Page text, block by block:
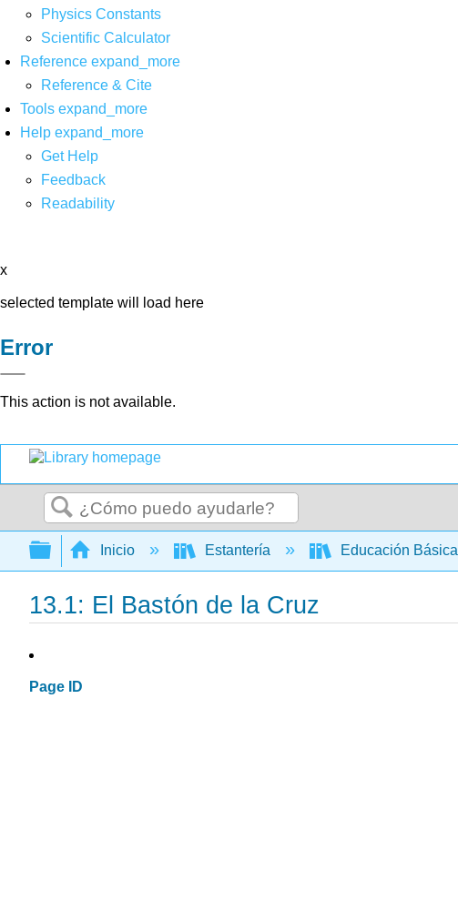
Physics Constants
Scientific Calculator
Reference expand_more
Reference & Cite
Tools expand_more
Help expand_more
Get Help
Feedback
Readability
x
selected template will load here
Error
This action is not available.
Buscar
Expandir/contraer jerarquía global
Inicio Estantería Educación Básica
13.1: El Bastón de la Cruz
Page ID